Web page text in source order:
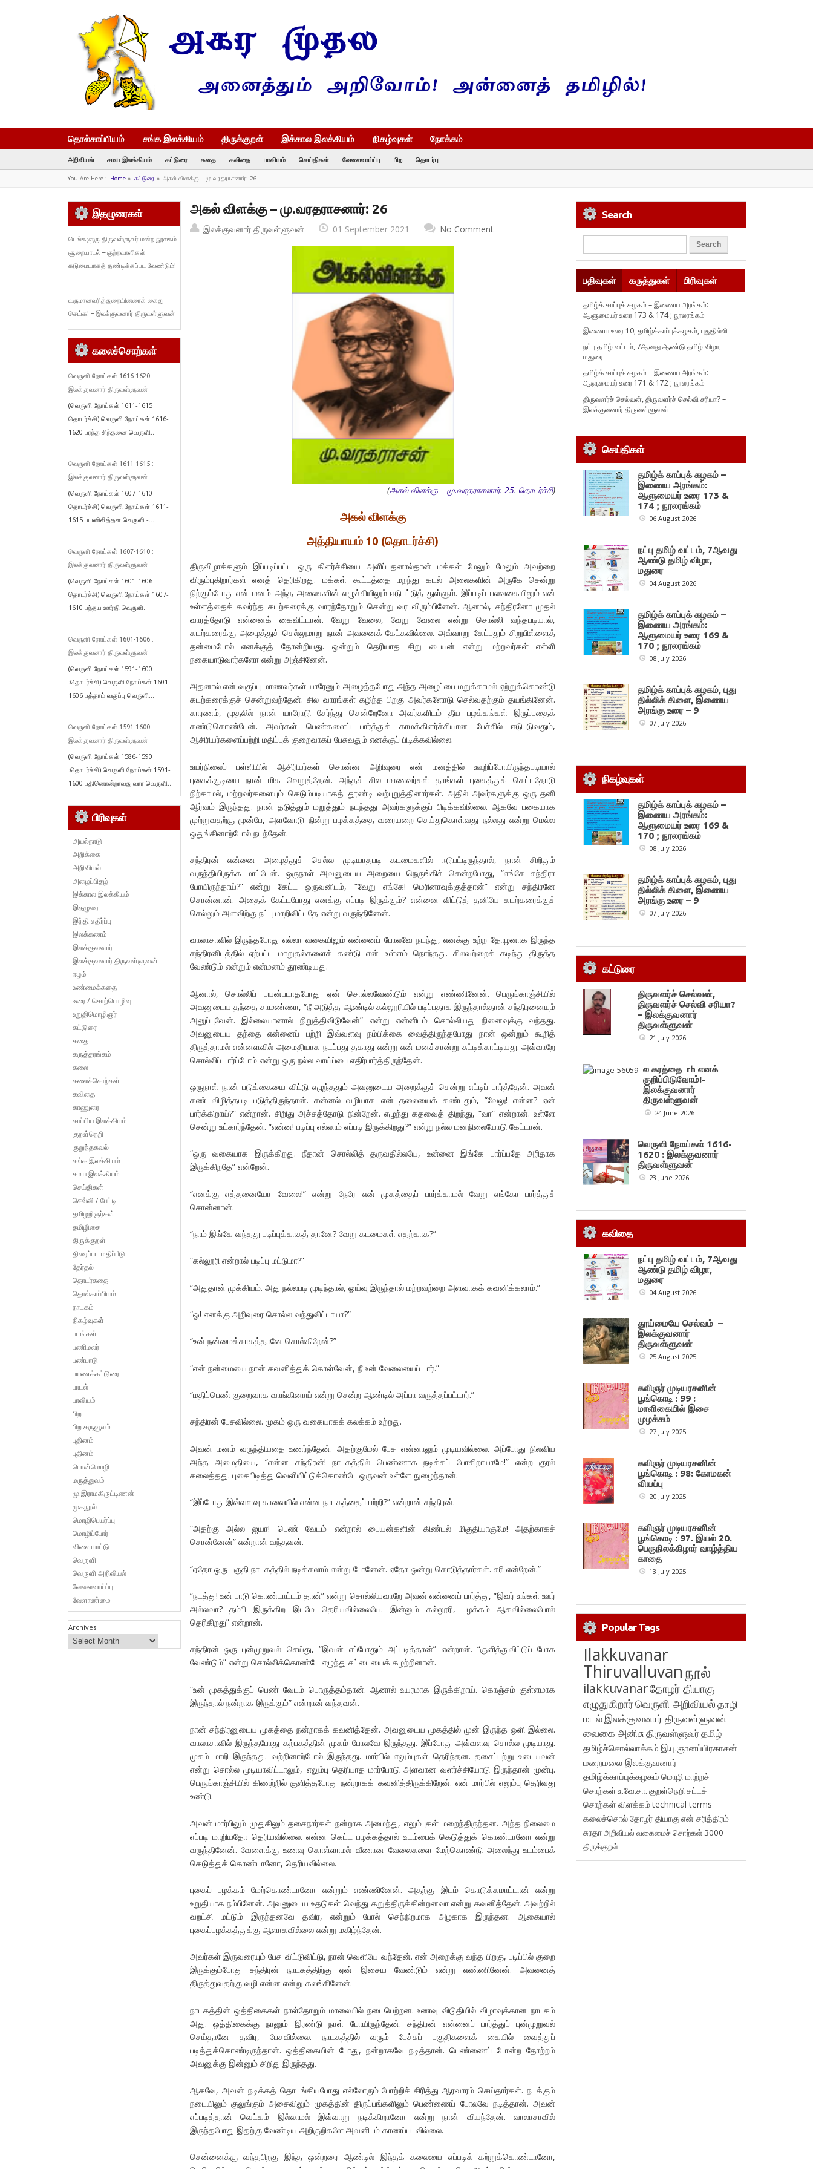
தொல்காப்பியம் சங்க இலக்கியம் திருக்குறள் இக்கால இலக்கியம் நிகழ்வுகள் நோக்கம்
அறிவியல் சமய இலக்கியம் கட்டுரை கதை கவிதை பாவியம் செய்திகள் வேலைவாய்ப்பு பிற தொடர்பு
You Are Here : Home» கட்டுரை » அகல் விளக்கு – மு.வரதராசனார்: 26
அகல் விளக்கு – மு.வரதராசனார்: 26
இலக்குவனார் திருவள்ளுவன் 01 September 2021 No Comment
(அகல் விளக்கு – மு.வரதராசனார். 25. தொடர்ச்சி)
அகல் விளக்கு
அத்தியாயம் 10 (தொடர்ச்சி)
திருவிழாக்களும் இப்படிப்பட்ட ஒரு கிளர்ச்சியை அளிப்பதனால்தான் மக்கள் மேலும் மேலும் அவற்றை
விரும்புகிறார்கள் எனத் தெரிகிறது. மக்கள் கூட்டத்தை மறந்து கடல் அலைகளின் அருகே சென்று
நிற்கும்போது என் மனம் அந்த அலைகளின் எழுச்சியிலும் ஈடுபட்டுத் துள்ளும். இப்படிப் பலவகையிலும் என்
உள்ளத்தைக் கவர்ந்த கடற்கரைக்கு வாரந்தோறும் சென்று வர விரும்பினேன். ஆனால், சந்திரனோ முதல்
வாரத்தோடு என்னைக் கைவிட்டான். வேறு வேலை, வேறு வேலை என்று சொல்லி வந்தபடியால்,
கடற்கரைக்கு அழைத்துச் செல்லுமாறு நான் அவனைக் கேட்கவில்லை. அவ்வாறு கேட்பதும் சிறுபிள்ளைத்
தன்மைபோல் எனக்குத் தோன்றியது. ஒன்றும் தெரியாத சிறு பையன் என்று மற்றவர்கள் எள்ளி
நகையாடுவார்களோ என்று அஞ்சினேன்.
அதனால் என் வகுப்பு மாணவர்கள் யாரேனும் அழைத்தபோது அந்த அழைப்பை மறுக்காமல் ஏற்றுக்கொண்டு
கடற்கரைக்குச் சென்றுவந்தேன். சில வாரங்கள் கழிந்த பிறகு அவர்களோடு செல்வதற்கும் தயங்கினேன்.
காரணம், முதலில் நான் யாரோடு சேர்ந்து சென்றேனோ அவர்களிடம் தீய பழக்கங்கள் இருப்பதைக்
கண்டுகொண்டேன். அவர்கள் பெண்களைப் பார்த்துக் காமக்கிளர்ச்சியான பேச்சில் ஈடுபடுவதும்,
ஆசிரியர்களைப்பற்றி மதிப்புக் குறைவாகப் பேசுவதும் எனக்குப் பிடிக்கவில்லை.
உயர்நிலைப் பள்ளியில் ஆசிரியர்கள் சொன்ன அறிவுரை என் மனத்தில் ஊறிப்போயிருந்தபடியால்
புகைக்குடியை நான் மிக வெறுத்தேன். அந்தச் சில மாணவர்கள் தாங்கள் புகைத்துக் கெட்டதோடு
நிற்காமல், மற்றவர்களையும் கெடும்படியாகத் தூண்டி வற்புறுத்தினார்கள். அதில் அவர்களுக்கு ஒரு தனி
ஆர்வம் இருந்தது. நான் தடுத்தும் மறுத்தும் நடந்தது அவர்களுக்குப் பிடிக்கவில்லை. ஆகவே பகையாக
முற்றுவதற்கு முன்பே, அளவோடு நின்று பழக்கத்தை வரையறை செய்துகொள்வது நல்லது என்று மெல்ல
ஒதுங்கினாற்போல் நடந்தேன்.
சந்திரன் என்னை அழைத்துச் செல்ல முடியாதபடி கடமைகளில் ஈடுபட்டிருந்தால், நான் சிறிதும்
வருந்தியிருக்க மாட்டேன். ஒருநாள் அவனுடைய அறையை நெருங்கிச் சென்றபோது, “எங்கே சந்திரா
போயிருந்தாய்?” என்று கேட்ட ஒருவனிடம், “வேறு எங்கே! மெரினாவுக்குத்தான்” என்று சந்திரனே
சொன்னான். அதைக் கேட்டபோது எனக்கு எப்படி இருக்கும்? என்னை விட்டுத் தனியே கடற்கரைக்குச்
செல்லும் அளவிற்கு நட்பு மாறிவிட்டதே என்று வருந்தினேன்.
வாலாசாவில் இருந்தபோது எல்லா வகையிலும் என்னைப் போலவே நடந்து, எனக்கு உற்ற தோழனாக இருந்த
சந்திரனிடத்தில் ஏற்பட்ட மாறுதல்களைக் கண்டு என் உள்ளம் நொந்தது. சிலவற்றைக் கடிந்து திருத்த
வேண்டும் என்றும் என்மனம் தூண்டியது.
ஆனால், சொல்லிப் பயன்படாதபோது ஏன் சொல்லவேண்டும் என்று எண்ணினேன். பெருங்காஞ்சியில்
அவனுடைய தந்தை சாமண்ணா, “நீ அடுத்த ஆண்டில் கல்லூரியில் படிப்பதாக இருந்தால்தான் சந்திரனையும்
அனுப்புவேன். இல்லையானால் நிறுத்திவிடுவேன்” என்று என்னிடம் சொல்லியது நினைவுக்கு வந்தது.
அவனுடைய தந்தை என்னைப் பற்றி இவ்வளவு நம்பிக்கை வைத்திருந்தபோது நான் ஒன்றும் கூறித்
திருத்தாமல் என்னளவில் அமைதியாக நடப்பது தகாது என்று என் மனச்சான்று சுட்டிக்காட்டியது. அவ்வாறே
சொல்லிப் பார்ப்போம் என்று ஒரு நல்ல வாய்ப்பை எதிர்பார்த்திருந்தேன்.
ஒருநாள் நான் படுக்கையை விட்டு எழுந்ததும் அவனுடைய அறைக்குச் சென்று எட்டிப் பார்த்தேன். அவன்
கண் விழித்தபடி படுத்திருந்தான். சன்னல் வழியாக என் தலையைக் கண்டதும், “வேலு! என்ன? ஏன்
பார்க்கிறாய்?” என்றான். சிறிது அச்சத்தோடு நின்றேன். எழுந்து கதவைத் திறந்து, “வா” என்றான். உள்ளே
சென்று உட்கார்ந்தேன். “என்ன! படிப்பு எல்லாம் எப்படி இருக்கிறது?” என்று நல்ல மனநிலையோடு கேட்டான்.
“ஒரு வகையாக இருக்கிறது. நீதான் சொல்லித் தருவதில்லயே, உன்னை இங்கே பார்ப்பதே அரிதாக
இருக்கிறதே” என்றேன்.
“எனக்கு எத்தனையோ வேலை!” என்று நேரே என் முகத்தைப் பார்க்காமல் வேறு எங்கோ பார்த்துச்
சொன்னான்.
“நாம் இங்கே வந்தது படிப்புக்காகத் தானே? வேறு கடமைகள் எதற்காக?”
“கல்லூரி என்றால் படிப்பு மட்டுமா?”
“அதுதான் முக்கியம். அது நல்லபடி முடிந்தால், ஓய்வு இருந்தால் மற்றவற்றை அளவாகக் கவனிக்கலாம்.”
“ஓ! எனக்கு அறிவுரை சொல்ல வந்துவிட்டாயா?”
“உன் நன்மைக்காகத்தானே சொல்கிறேன்?”
“என் நன்மையை நான் கவனித்துக் கொள்வேன், நீ உன் வேலையைப் பார்.”
“மதிப்பெண் குறைவாக வாங்கினாய் என்று சென்ற ஆண்டில் அப்பா வருத்தப்பட்டார்.”
சந்திரன் பேசவில்லை. முகம் ஒரு வகையாகக் கலக்கம் உற்றது.
அவன் மனம் வருந்தியதை உணர்ந்தேன். அதற்குமேல் பேச என்னாலும் முடியவில்லை. அப்போது நிலவிய
அந்த அமைதியை, “என்ன சந்திரன்! நாடகத்தில் பெண்ணாக நடிக்கப் போகிறாயாமே!” என்ற குரல்
கலைத்தது. புகைபிடித்து வெளியிட்டுக்கொண்டே ஒருவன் உள்ளே நுழைந்தான்.
“இப்போது இவ்வளவு காலையில் என்ன நாடகத்தைப் பற்றி?” என்றான் சந்திரன்.
“அதற்கு அல்ல ஐயா! பெண் வேடம் என்றால் பையன்களின் கிண்டல் மிகுதியாகுமே! அதற்காகச்
சொன்னேன்” என்றான் வந்தவன்.
“ஏதோ ஒரு பகுதி நாடகத்தில் நடிக்கலாம் என்று போனேன். ஏதோ ஒன்று கொடுத்தார்கள். சரி என்றேன்.”
“நடத்து! உன் பாடு கொண்டாட்டம் தான்” என்று சொல்லியவாறே அவன் என்னைப் பார்த்து, “இவர் உங்கள் ஊர்
அல்லவா? தம்பி இருக்கிற இடமே தெரியவில்லையே. இன்னும் கல்லூரி, பழக்கம் ஆகவில்லைபோல்
தெரிகிறது” என்றான்.
சந்திரன் ஒரு புன்முறுவல் செய்து, “இவன் எப்போதும் அப்படித்தான்” என்றான். “குளித்துவிட்டுப் போக
வேண்டும்” என்று சொல்லிக்கொண்டே எழுந்து சட்டையைக் கழற்றினான்.
“உன் முகத்துக்குப் பெண் வேடம் பொருத்தம்தான். ஆனால் உயரமாக இருக்கிறாய். கொஞ்சம் குள்ளமாக
இருந்தால் நன்றாக இருக்கும்” என்றான் வந்தவன்.
நான் சந்திரனுடைய முகத்தை நன்றாகக் கவனித்தேன். அவனுடைய முகத்தில் முன் இருந்த ஒளி இல்லை.
வாலாசாவில் இருந்தபோது கற்பகத்தின் முகம் போலவே இருந்தது. இப்போது அவ்வளவு சொல்ல முடியாது.
முகம் மாறி இருந்தது. வற்றினாற்போல் இருந்தது. மார்பில் எலும்புகள் தெரிந்தன. தசைப்பற்று உடையவன்
என்று சொல்ல முடியாவிட்டாலும், எலும்பு தெரியாத மார்போடு அளவான வளர்ச்சியோடு இருந்தான் முன்பு.
பெருங்காஞ்சியில் கிணற்றில் குளித்தபோது நன்றாகக் கவனித்திருக்கிறேன். என் மார்பில் எலும்பு தெரிவது
உண்டு.
அவன் மார்பிலும் முதுகிலும் தசைநார்கள் நன்றாக அமைந்து, எலும்புகள் மறைந்திருந்தன. அந்த நிலைமை
எப்படி மாறியதோ தெரியவில்லை. என்ன கெட்ட பழக்கத்தால் உடம்பைக் கெடுத்துக் கொண்டானோ என்று
வருந்தினேன். வேளைக்கு உணவு கொள்ளாமல் வீணான வேலைகளை மேற்கொண்டு அலைந்து உடம்பைக்
கெடுத்துக் கொண்டானோ, தெரியவில்லை.
புகைப் பழக்கம் மேற்கொண்டானோ என்றும் எண்ணினேன். அதற்கு இடம் கொடுக்கமாட்டான் என்று
உறுதியாக நம்பினேன். அவனுடைய உதடுகள் வெந்து கறுத்திருக்கின்றனவா என்று கவனித்தேன். அவற்றில்
வறட்சி மட்டும் இருந்தனவே தவிர, என்றும் போல் செந்நிறமாக அழகாக இருந்தன. ஆகையால்
புகைப்பழக்கத்துக்கு ஆளாகவில்லை என்று மகிழ்ந்தேன்.
அவர்கள் இருவரையும் பேச விட்டுவிட்டு, நான் வெளியே வந்தேன். என் அறைக்கு வந்த பிறகு, படிப்பில் குறை
இருக்கும்போது சந்திரன் நாடகத்திற்கு ஏன் இசைய வேண்டும் என்று எண்ணினேன். அவனைத்
திருத்துவதற்கு வழி என்ன என்று கலங்கினேன்.
நாடகத்தின் ஒத்திகைகள் நாள்தோறும் மாலையில் நடைபெற்றன. உணவு விடுதியில் விழாவுக்கான நாடகம்
அது. ஒத்திகைக்கு நானும் இரண்டு நாள் போயிருந்தேன். சந்திரன் என்னைப் பார்த்துப் புன்முறுவல்
செய்தானே தவிர, பேசவில்லை. நாடகத்தில் வரும் பேச்சுப் பகுதிகளைக் கையில் வைத்துப்
படித்துக்கொண்டிருந்தான். ஒத்திகையின் போது, நன்றாகவே நடித்தான். பெண்ணைப் போன்ற தோற்றம்
அவனுக்கு இன்னும் சிறிது இருந்தது.
ஆகவே, அவன் நடிக்கத் தொடங்கியபோது எல்லோரும் போற்றிச் சிரித்து ஆரவாரம் செய்தார்கள். நடக்கும்
நடையிலும் குலுங்கும் அசைவிலும் முகத்தின் திருப்பங்களிலும் பெண்ணைப் போலவே நடித்தான். அவன்
எப்படித்தான் வெட்கம் இல்லாமல் இவ்வாறு நடிக்கிறானோ என்று நான் வியந்தேன். வாலாசாவில்
இருந்தபோது இதற்கு வேண்டிய அறிகுறிகளே அவனிடம் காணப்படவில்லை.
சென்னைக்கு வந்தபிறகு இந்த ஒன்றரை ஆண்டில் இந்தக் கலையை எப்படிக் கற்றுக்கொண்டானோ,
இதழுரைகள்
பெங்களூரு திருவள்ளுவர் மன்ற நூலகம்
சூறையாடல் – குற்றவாளிகள்
கடுமையாகத் தண்டிக்கப்பட வேண்டும்!
வருமானவரித்துறையினரைக் கைது
செய்க! – இலக்குவனார் திருவள்ளுவன்
கலைச்சொற்கள்
வெருளி நோய்கள் 1616-1620 :
இலக்குவனார் திருவள்ளுவன்
(வெருளி நோய்கள் 1611-1615
தொடர்ச்சி) வெருளி நோய்கள் 1616-
1620 பரந்த சிந்தனை வெருளி...
வெருளி நோய்கள் 1611-1615 :
இலக்குவனார் திருவள்ளுவன்
(வெருளி நோய்கள் 1607-1610
தொடர்ச்சி) வெருளி நோய்கள் 1611-
1615 பயனிலித்தள வெருளி -...
வெருளி நோய்கள் 1607-1610 :
இலக்குவனார் திருவள்ளுவன்
(வெருளி நோய்கள் 1601-1606
தொடர்ச்சி) வெருளி நோய்கள் 1607-
1610 பந்தய ஊர்தி வெருளி...
வெருளி நோய்கள் 1601-1606 :
இலக்குவனார் திருவள்ளுவன்
(வெருளி நோய்கள் 1591-1600
:தொடர்ச்சி) வெருளி நோய்கள் 1601-
1606 பத்தாம் வகுப்பு வெருளி...
வெருளி நோய்கள் 1591-1600 :
இலக்குவனார் திருவள்ளுவன்
(வெருளி நோய்கள் 1586-1590
:தொடர்ச்சி) வெருளி நோய்கள் 1591-
1600 பதினொன்றாவது வார வெருளி...
பிரிவுகள்
அயல்நாடு
அறிக்கை
அறிவியல்
அழைப்பிதழ்
இக்கால இலக்கியம்
இதழுரை
இந்தி எதிர்ப்பு
இலக்கணம்
இலக்குவனார்
இலக்குவனார் திருவள்ளுவன்
ஈழம்
உண்மைக்கதை
உரை / சொற்பொழிவு
உறுதிமொழிஞர்
கட்டுரை
கதை
கருத்தரங்கம்
கலை
கலைச்சொற்கள்
கவிதை
காணுரை
காப்பிய இலக்கியம்
குறள்நெறி
குறுந்தகவல்
சங்க இலக்கியம்
சமய இலக்கியம்
செய்திகள்
செவ்வி / பேட்டி
தமிழறிஞர்கள்
தமிழிசை
திருக்குறள்
திரைப்பட மதிப்பீடு
தேர்தல்
தொடர்கதை
தொல்காப்பியம்
நாடகம்
நிகழ்வுகள்
படங்கள்
பணிமலர்
பண்பாடு
பயணக்கட்டுரை
பாடல்
பாவியம்
பிற
பிற கருவூலம்
புதினம்
புதினம்
பொன்மொழி
மருத்துவம்
மு.இராமகிருட்டிணன்
முகநூல்
மொழிபெயர்ப்பு
மொழிப்போர்
விளையாட்டு
வெருளி
வெருளி அறிவியல்
வேலைவாய்ப்பு
வேளாண்மை
Archives
Search
பதிவுகள் கருத்துகள் பிரிவுகள்
தமிழ்க் காப்புக் கழகம் – இணைய அரங்கம்:
ஆளுமையர் உரை 173 & 174 ; நூலரங்கம்
இணைய உரை 10, தமிழ்க்காப்புக்கழகம், புதுதில்லி
நட்பு தமிழ் வட்டம், 7ஆவது ஆண்டு தமிழ் விழா,
மதுரை
தமிழ்க் காப்புக் கழகம் – இணைய அரங்கம்:
ஆளுமையர் உரை 171 & 172 ; நூலரங்கம்
திருவளர்ச் செல்வன், திருவளர்ச் செல்வி சரியா? –
இலக்குவனார் திருவள்ளுவன்
செய்திகள்
தமிழ்க் காப்புக் கழகம் –
இணைய அரங்கம்:
ஆளுமையர் உரை 173 &
174 ; நூலரங்கம்
06 August 2026
நட்பு தமிழ் வட்டம், 7ஆவது
ஆண்டு தமிழ் விழா,
மதுரை
04 August 2026
தமிழ்க் காப்புக் கழகம் –
இணைய அரங்கம்:
ஆளுமையர் உரை 169 &
170 ; நூலரங்கம்
08 July 2026
தமிழ்க் காப்புக் கழகம், புது
தில்லிக் கிளை, இணைய
அரங்கு உரை – 9
07 July 2026
நிகழ்வுகள்
தமிழ்க் காப்புக் கழகம் –
இணைய அரங்கம்:
ஆளுமையர் உரை 169 &
170 ; நூலரங்கம்
08 July 2026
தமிழ்க் காப்புக் கழகம், புது
தில்லிக் கிளை, இணைய
அரங்கு உரை – 9
07 July 2026
கட்டுரை
திருவளர்ச் செல்வன்,
திருவளர்ச் செல்வி சரியா?
– இலக்குவனார்
திருவள்ளுவன்
21 July 2026
ல கரத்தை rh எனக்
குறிப்பிடுவோம்!-
இலக்குவனார்
திருவள்ளுவன்
24 June 2026
வெருளி நோய்கள் 1616-
1620 : இலக்குவனார்
திருவள்ளுவன்
23 June 2026
கவிதை
நட்பு தமிழ் வட்டம், 7ஆவது
ஆண்டு தமிழ் விழா,
மதுரை
04 August 2026
தூய்மையே செல்வம் –
இலக்குவனார்
திருவள்ளுவன்
25 August 2025
கவிஞர் முடியரசனின்
பூங்கொடி : 99 :
மாளிகையில் இசை
முழக்கம்
27 July 2025
கவிஞர் முடியரசனின்
பூங்கொடி : 98: கோமகன்
வியப்பு
20 July 2025
கவிஞர் முடியரசனின்
பூங்கொடி : 97. இயல் 20.
பெருநிலக்கிழார் வாழ்த்திய
காதை
13 July 2025
Popular Tags
Ilakkuvanar
Thiruvalluvanநூல்
ilakkuvanarதோழர் தியாகு
எழுதுகிறார்வெருளி அறிவியல்தாழி
மடல்இலக்குவனார் திருவள்ளுவன்
வைகை அனிசுதிருவள்ளுவர்தமிழ்
தமிழ்ச்சொல்லாக்கம் இ.பு.ஞானப்பிரகாசன்
மறைமலை இலக்குவனார்
தமிழ்க்காப்புக்கழகம் மொழி மாற்றச்
சொற்கள்உ.வே.சா. குறள்நெறி சட்டச்
சொற்கள் விளக்கம்technical terms
கலைச்சொல்தோழர் தியாகுஎன் சரித்திரம்
சுரதாஅறிவியல் வகைமைச் சொற்கள் 3000
திருக்குறள்